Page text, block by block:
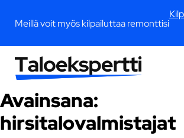
Meillä voit myös kilpailuttaa remonttisi
Avainsana:
hirsitalovalmistajat